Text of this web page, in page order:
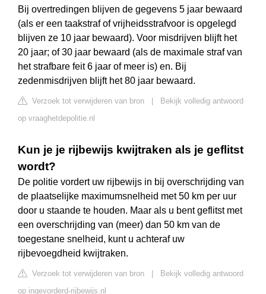
Bij overtredingen blijven de gegevens 5 jaar bewaard
(als er een taakstraf of vrijheidsstrafvoor is opgelegd
blijven ze 10 jaar bewaard). Voor misdrijven blijft het
20 jaar; of 30 jaar bewaard (als de maximale straf van
het strafbare feit 6 jaar of meer is) en. Bij
zedenmisdrijven blijft het 80 jaar bewaard.
Verzoek tot verwijderen van bron
Bekijk volledig antwoord
op vraaghetdepolitie.nl
Kun je je rijbewijs kwijtraken als je geflitst
wordt?
De politie vordert uw rijbewijs in bij overschrijding van
de plaatselijke maximumsnelheid met 50 km per uur
door u staande te houden. Maar als u bent geflitst met
een overschrijding van (meer) dan 50 km van de
toegestane snelheid, kunt u achteraf uw
rijbevoegdheid kwijtraken.
Verzoek tot verwijderen van bron
Bekijk volledig antwoord
op ingevorderd-rijbewijs.nl